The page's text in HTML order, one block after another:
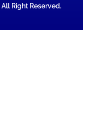
Right Reserved.